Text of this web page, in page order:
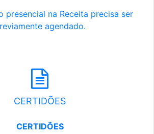
presencial na Receita precisa ser
agendado.
CERTIDÕES
CERTIDÕES